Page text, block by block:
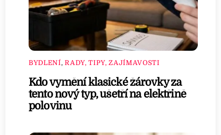
BYDLENÍ,RADY, TIPY, ZAJÍMAVOSTI
Kdo vymění klasické žárovky za
tento nový typ, ušetří na elektřině
polovinu